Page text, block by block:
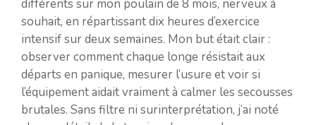
différents sur mon poulain de 8 mois, nerveux à
souhait, en répartissant dix heures d’exercice
intensif sur deux semaines. Mon but était clair :
observer comment chaque longe résistait aux
départs en panique, mesurer l’usure et voir si
l’équipement aidait vraiment à calmer les secousses
brutales. Sans filtre ni surinterprétation, j’ai noté